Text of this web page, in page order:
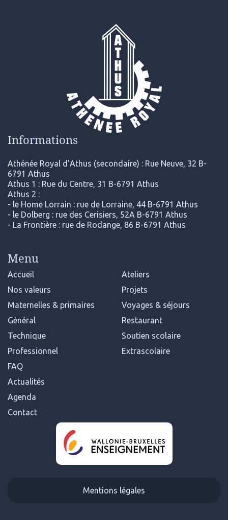
Informations
Athénée Royal d’Athus (secondaire) : Rue Neuve, 32 B-
6791 Athus
Athus 1 : Rue du Centre, 31 B-6791 Athus
Athus 2 :
- le Home Lorrain : rue de Lorraine, 44 B-6791 Athus
- le Dolberg : rue des Cerisiers, 52A B-6791 Athus
- La Frontière : rue de Rodange, 86 B-6791 Athus
Menu
Accueil
Nos valeurs
Maternelles & primaires
Général
Technique
Professionnel
FAQ
Actualités
Agenda
Contact
Ateliers
Projets
Voyages & séjours
Restaurant
Soutien scolaire
Extrascolaire
Mentions légales